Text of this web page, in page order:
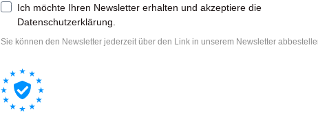
Ich möchte Ihren Newsletter erhalten und akzeptiere die
Datenschutzerklärung.
Sie können den Newsletter jederzeit über den Link in unserem Newsletter